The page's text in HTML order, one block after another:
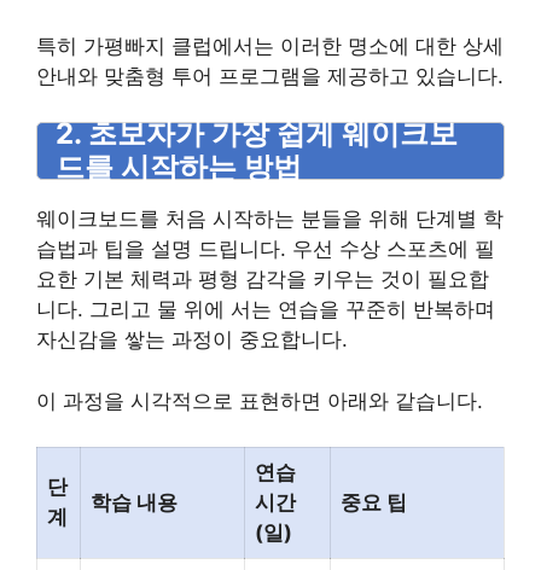
특히 가평빠지 클럽에서는 이러한 명소에 대한 상세
안내와 맞춤형 투어 프로그램을 제공하고 있습니다.
2. 초보자가 가장 쉽게 웨이크보
드를 시작하는 방법
웨이크보드를 처음 시작하는 분들을 위해 단계별 학
습법과 팁을 설명 드립니다. 우선 수상 스포츠에 필
요한 기본 체력과 평형 감각을 키우는 것이 필요합
니다. 그리고 물 위에 서는 연습을 꾸준히 반복하며
자신감을 쌓는 과정이 중요합니다.
이 과정을 시각적으로 표현하면 아래와 같습니다.
단
계
학습 내용
연습
시간
(일)
중요 팁